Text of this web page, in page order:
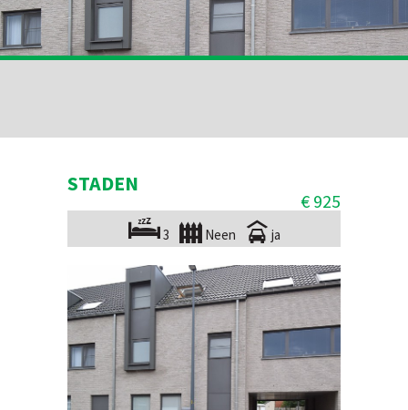
STADEN
€ 925
3 Neen ja